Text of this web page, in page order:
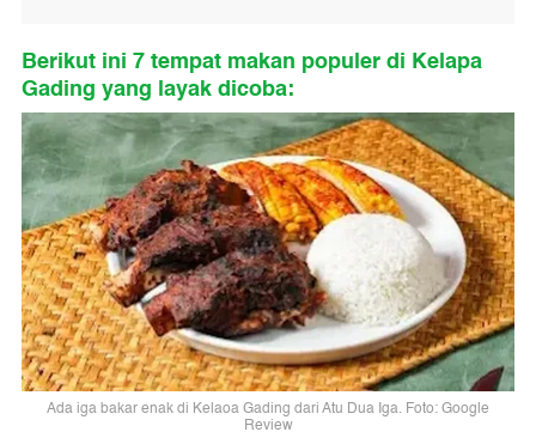
Berikut ini 7 tempat makan populer di Kelapa
Gading yang layak dicoba:
Ada iga bakar enak di Kelaoa Gading dari Atu Dua Iga. Foto: Google
Review